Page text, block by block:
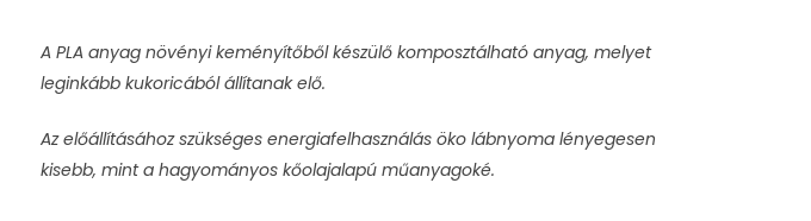
A PLA anyag növényi keményítőből készülő komposztálható anyag, melyet
leginkább kukoricából állítanak elő.
Az előállításához szükséges energiafelhasználás öko lábnyoma lényegesen
kisebb, mint a hagyományos kőolajalapú műanyagoké.